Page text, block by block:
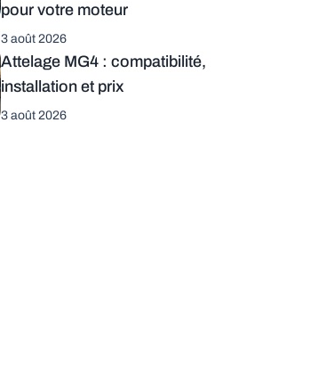
pour votre moteur
3 août 2026
Attelage MG4 : compatibilité,
installation et prix
3 août 2026